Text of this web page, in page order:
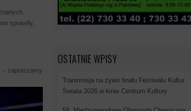
sprawiły,
– zapraszamy
OSTATNIE WPISY
Transmisja na żywo finału Festiwalu Kultur
Świata 2026 w kinie Centrum Kultury